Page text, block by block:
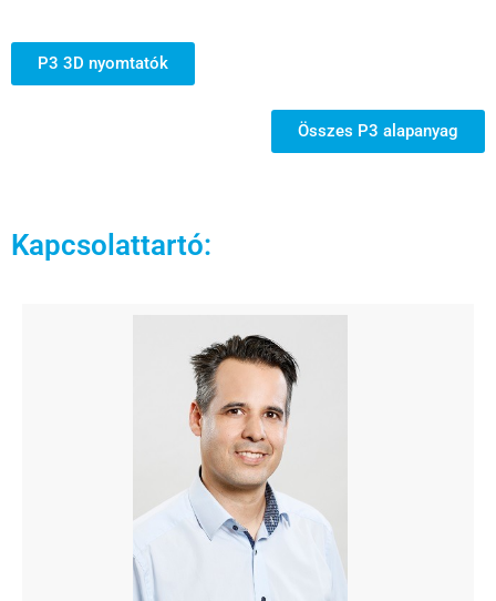
P3 3D nyomtatók
Összes P3 alapanyag
Kapcsolattartó: